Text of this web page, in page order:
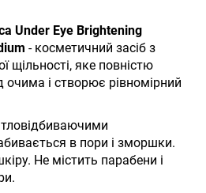
Under Eye Brightening
- косметичний засіб з
щільності, яке повністю
очима і створює рівномірний
в пори і зморшки.
Не містить парабени і